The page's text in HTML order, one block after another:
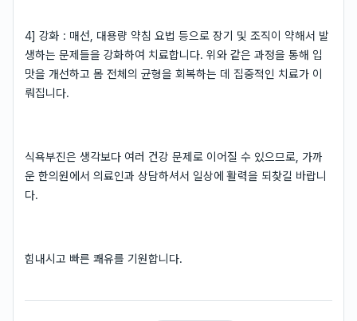
4] 강화 : 매선, 대용량 약침 요법 등으로 장기 및 조직이 약해서 발
생하는 문제들을 강화하여 치료합니다. 위와 같은 과정을 통해 입
맛을 개선하고 몸 전체의 균형을 회복하는 데 집중적인 치료가 이
뤄집니다.
식욕부진은 생각보다 여러 건강 문제로 이어질 수 있으므로, 가까
운 한의원에서 의료인과 상담하셔서 일상에 활력을 되찾길 바랍니
다.
힘내시고 빠른 쾌유를 기원합니다.